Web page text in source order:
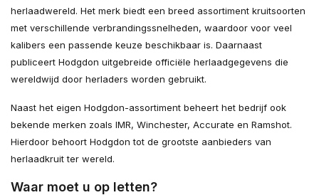
herlaadwereld. Het merk biedt een breed assortiment kruitsoorten
met verschillende verbrandingssnelheden, waardoor voor veel
kalibers een passende keuze beschikbaar is. Daarnaast
publiceert Hodgdon uitgebreide officiële herlaadgegevens die
wereldwijd door herladers worden gebruikt.
Naast het eigen Hodgdon-assortiment beheert het bedrijf ook
bekende merken zoals IMR, Winchester, Accurate en Ramshot.
Hierdoor behoort Hodgdon tot de grootste aanbieders van
herlaadkruit ter wereld.
Waar moet u op letten?